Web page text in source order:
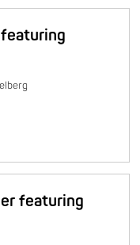
featuring